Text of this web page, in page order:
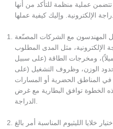
تتضمن عملية منظمة للتأكد من أنها
المهندسون مع الشركات المصنّعة
الإلكترونية، مثل المدى المطلوب
(على سبيل المثال، 50 ميلاً)، ومخرجات الطاقة (على سبيل
وحدود الوزن، وظروف التشغيل (على
في المناطق الحضرية أو المسارات
الخطوة توافق البطارية مع غرض
خلايا الليثيوم المناسبة أمر بالغ